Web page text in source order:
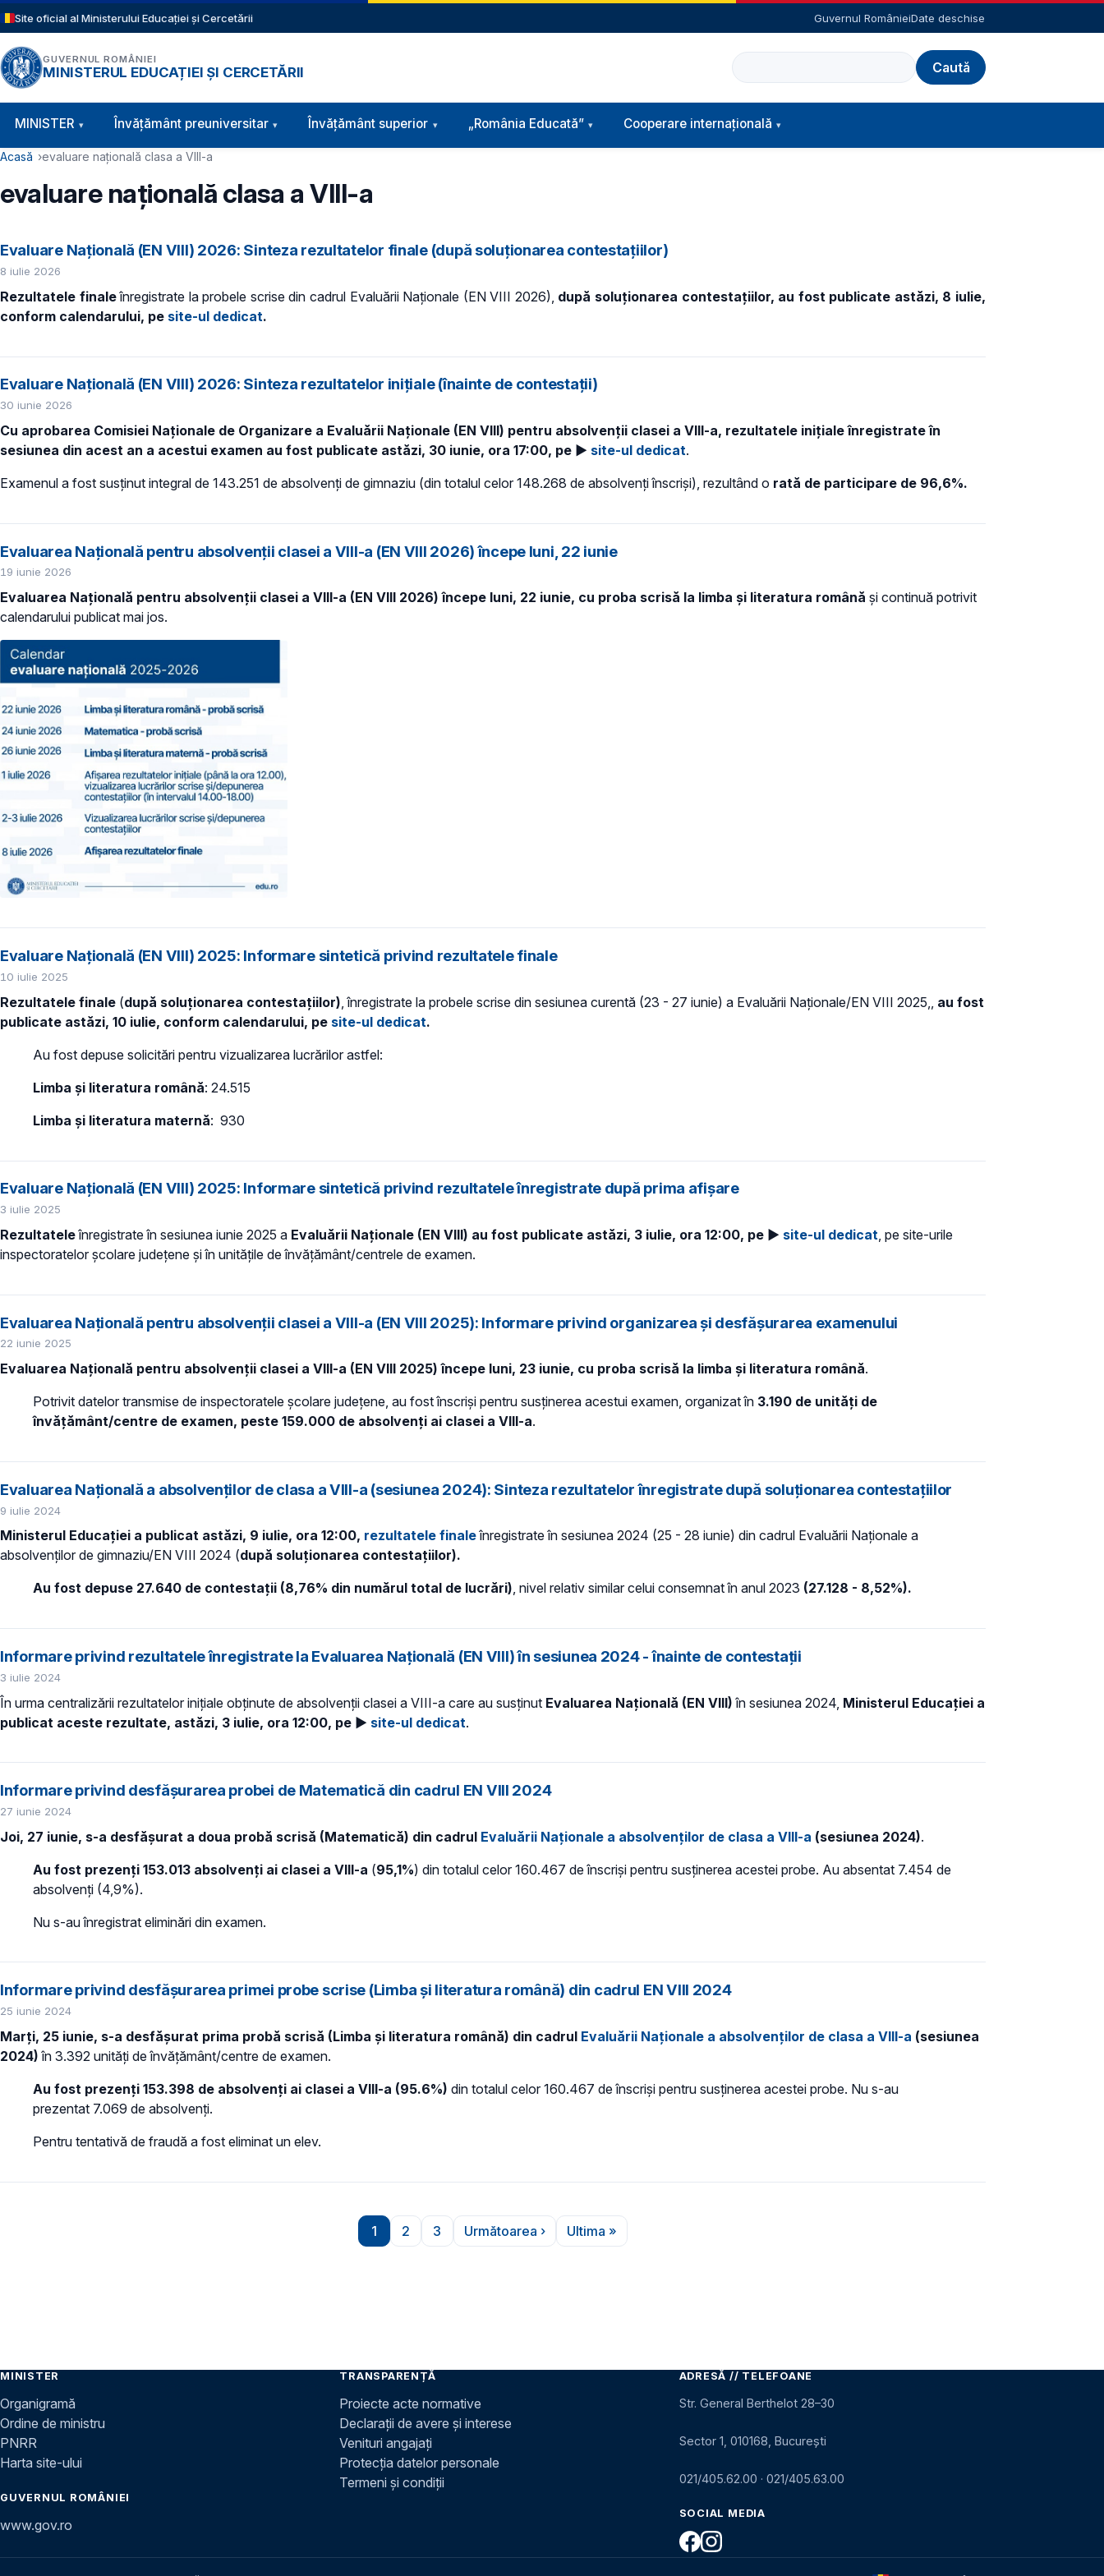
Sari la conținutul principal
Site oficial al Ministerului Educației și Cercetării Guvernul RomânieiDate deschise
GUVERNUL ROMÂNIEI
MINISTERUL EDUCAȚIEI ȘI CERCETĂRII
Caută
Navigație principală
MINISTER Învăţământ preuniversitar Învățământ superior „România Educată” Cooperare internațională
Cale de navigare
Acasă evaluare naţională clasa a VIII-a
evaluare naţională clasa a VIII-a
Evaluare Națională (EN VIII) 2026: Sinteza rezultatelor finale (după soluționarea contestațiilor)
8 iulie 2026
Rezultatele finaleînregistrate la probele scrise din cadrul Evaluării Naționale (EN VIII 2026), după soluționarea contestațiilor, au fost publicate astăzi, 8 iulie,
conform calendarului, pe site-ul dedicat.
Evaluare Națională (EN VIII) 2026: Sinteza rezultatelor inițiale (înainte de contestații)
30 iunie 2026
Cu aprobarea Comisiei Naționale de Organizare a Evaluării Naționale (EN VIII) pentru absolvenții clasei a VIII-a, rezultatele inițiale înregistrate în
sesiunea din acest an a acestui examen au fost publicate astăzi, 30 iunie, ora 17:00, pe ► site-ul dedicat.
Examenul a fost susținut integral de 143.251 de absolvenți de gimnaziu (din totalul celor 148.268 de absolvenți înscriși), rezultând o rată de participare de 96,6%.
Evaluarea Națională pentru absolvenții clasei a VIII-a (EN VIII 2026) începe luni, 22 iunie
19 iunie 2026
Evaluarea Națională pentru absolvenții clasei a VIII-a (EN VIII 2026) începe luni, 22 iunie, cu proba scrisă la limba și literatura română și continuă potrivit
calendarului publicat mai jos.
Evaluare Națională (EN VIII) 2025: Informare sintetică privind rezultatele finale
10 iulie 2025
Rezultatele finale (după soluționarea contestațiilor) , înregistrate la probele scrise din sesiunea curentă (23 - 27 iunie) a Evaluării Naționale/EN VIII 2025,, au fost
publicate astăzi, 10 iulie, conform calendarului, pe site-ul dedicat.
Au fost depuse solicitări pentru vizualizarea lucrărilor astfel:
Limba și literatura română: 24.515
Limba și literatura maternă: 930
Evaluare Națională (EN VIII) 2025: Informare sintetică privind rezultatele înregistrate după prima afișare
3 iulie 2025
Rezultateleînregistrate în sesiunea iunie 2025 a Evaluării Naționale (EN VIII) au fost publicate astăzi, 3 iulie, ora 12:00, pe ► site-ul dedicat , pe site-urile
inspectoratelor școlare județene și în unitățile de învățământ/centrele de examen.
Evaluarea Națională pentru absolvenții clasei a VIII-a (EN VIII 2025): Informare privind organizarea și desfășurarea examenului
22 iunie 2025
Evaluarea Națională pentru absolvenții clasei a VIII-a (EN VIII 2025) începe luni, 23 iunie, cu proba scrisă la limba și literatura română.
Potrivit datelor transmise de inspectoratele școlare județene, au fost înscriși pentru susținerea acestui examen, organizat în 3.190 de unități de
învățământ/centre de examen, peste 159.000 de absolvenți ai clasei a VIII-a.
Evaluarea Națională a absolvenților de clasa a VIII-a (sesiunea 2024): Sinteza rezultatelor înregistrate după soluționarea contestațiilor
9 iulie 2024
Ministerul Educației a publicat astăzi, 9 iulie, ora 12:00, rezultatele finaleînregistrate în sesiunea 2024 (25 - 28 iunie) din cadrul Evaluării Naționale a
absolvenților de gimnaziu/EN VIII 2024 (după soluționarea contestațiilor).
Au fost depuse 27.640 de contestații (8,76% din numărul total de lucrări), nivel relativ similar celui consemnat în anul 2023 (27.128 - 8,52%).
Informare privind rezultatele înregistrate la Evaluarea Națională (EN VIII) în sesiunea 2024 - înainte de contestații
3 iulie 2024
În urma centralizării rezultatelor inițiale obținute de absolvenții clasei a VIII-a care au susținut Evaluarea Națională (EN VIII) în sesiunea 2024, Ministerul Educației a
publicat aceste rezultate, astăzi, 3 iulie, ora 12:00, pe ► site-ul dedicat.
Informare privind desfășurarea probei de Matematică din cadrul EN VIII 2024
27 iunie 2024
Joi, 27 iunie, s-a desfășurat a doua probă scrisă (Matematică) din cadrul Evaluării Naționale a absolvenților de clasa a VIII-a (sesiunea 2024).
Au fost prezenți 153.013 absolvenți ai clasei a VIII-a (95,1%) din totalul celor 160.467 de înscriși pentru susținerea acestei probe. Au absentat 7.454 de
absolvenți (4,9%).
Nu s-au înregistrat eliminări din examen.
Informare privind desfășurarea primei probe scrise (Limba și literatura română) din cadrul EN VIII 2024
25 iunie 2024
Marți, 25 iunie, s-a desfășurat prima probă scrisă (Limba și literatura română) din cadrul Evaluării Naționale a absolvenților de clasa a VIII-a (sesiunea
2024)în 3.392 unități de învățământ/centre de examen.
Au fost prezenți 153.398 de absolvenți ai clasei a VIII-a (95.6%) din totalul celor 160.467 de înscriși pentru susținerea acestei probe. Nu s-au
prezentat 7.069 de absolvenți.
Pentru tentativă de fraudă a fost eliminat un elev.
Pagina
1
Pagina
2
Pagina
3
Pagina următoare
Următoarea ›
Ultima pagină
Ultima »
MINISTER
Organigramă
Ordine de ministru
PNRR
Harta site-ului
GUVERNUL ROMÂNIEI
www.gov.ro
TRANSPARENȚĂ
Proiecte acte normative
Declarații de avere și interese
Venituri angajați
Protecția datelor personale
Termeni și condiții
ADRESĂ // TELEFOANE
Str. General Berthelot 28–30
Sector 1, 010168, București
021/405.62.00 · 021/405.63.00
SOCIAL MEDIA